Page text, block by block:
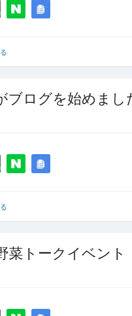
ブログを始めま
菜トークイベント